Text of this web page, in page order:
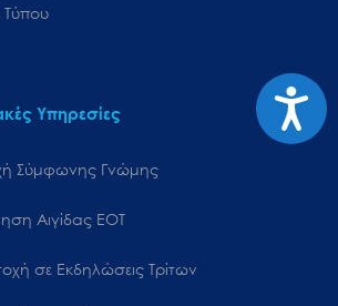
Τύπου
Υπηρεσίες
Σύμφωνης Γνώμης
Αιγίδας ΕΟΤ
σε Εκδηλώσεις Τρίτων